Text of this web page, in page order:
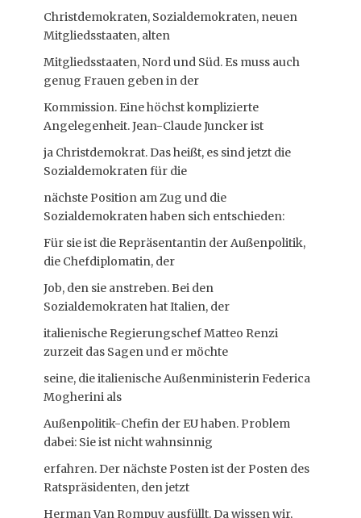
Christdemokraten, Sozialdemokraten, neuen
Mitgliedsstaaten, alten
Mitgliedsstaaten, Nord und Süd. Es muss auch
genug Frauen geben in der
Kommission. Eine höchst komplizierte
Angelegenheit. Jean-Claude Juncker ist
ja Christdemokrat. Das heißt, es sind jetzt die
Sozialdemokraten für die
nächste Position am Zug und die
Sozialdemokraten haben sich entschieden:
Für sie ist die Repräsentantin der Außenpolitik,
die Chefdiplomatin, der
Job, den sie anstreben. Bei den
Sozialdemokraten hat Italien, der
italienische Regierungschef Matteo Renzi
zurzeit das Sagen und er möchte
seine, die italienische Außenministerin Federica
Mogherini als
Außenpolitik-Chefin der EU haben. Problem
dabei: Sie ist nicht wahnsinnig
erfahren. Der nächste Posten ist der Posten des
Ratspräsidenten, den jetzt
Herman Van Rompuy ausfüllt. Da wissen wir,